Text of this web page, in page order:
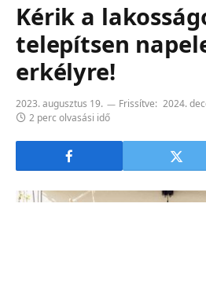
Kérik a
telepítsen
erkélyre!
2023. augusztus 19. Frissítve: 2024.
2 perc olvasási idő